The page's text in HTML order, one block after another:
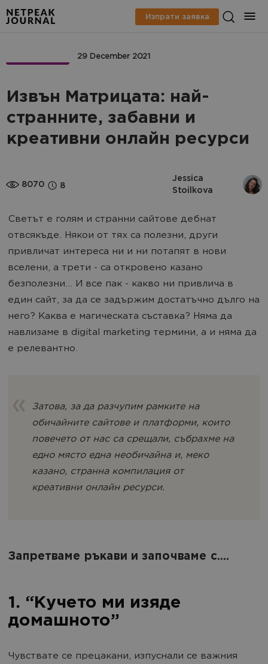
Изпрати заявка
29 December 2021
Извън Матрицата: най-
странните, забавни и
креативни онлайн ресурси
8070 8
Jessica
Stoilkova
Светът е голям и странни сайтове дебнат
отвсякъде. Някои от тях са полезни, други
привличат интереса ни и ни потапят в нови
вселени, а трети - са откровено казано
безполезни... И все пак - какво ни привлича в
един сайт, за да се задържим достатъчно дълго на
него? Каква е магическата съставка? Няма да
навлизаме в digital marketing термини, а и няма да
е релевантно.
Затова, за да разчупим рамките на
обичайните сайтове и платформи, които
повечето от нас са срещали, събрахме на
едно място една необичайна и, меко
казано, странна компилация от
креативни онлайн ресурси.
Запретваме ръкави и започваме с....
1. “Кучето ми изяде
домашното”
Чувствате се прецакани, изпуснали се важния